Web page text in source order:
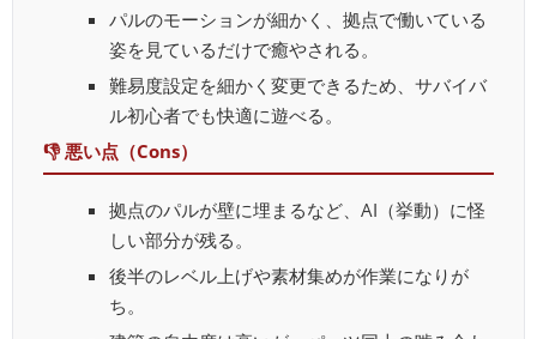
パルのモーションが細かく、拠点で働いている
姿を見ているだけで癒やされる。
難易度設定を細かく変更できるため、サバイバ
ル初心者でも快適に遊べる。
👎 悪い点（Cons）
拠点のパルが壁に埋まるなど、AI（挙動）に怪
しい部分が残る。
後半のレベル上げや素材集めが作業になりが
ち。